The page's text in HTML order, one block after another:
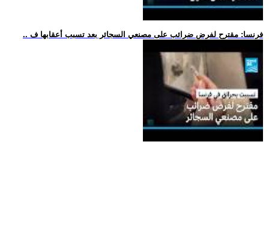
.. فرنسا: مقترح لفرض ضرائب على مصنعي السجائر بعد تسبب أعقابها ف